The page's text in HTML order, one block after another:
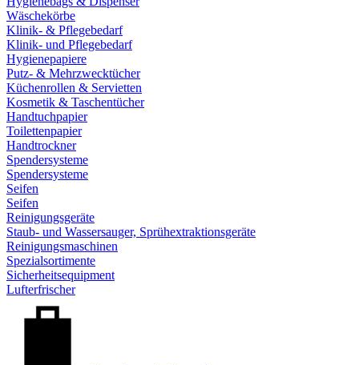
Wäschekörbe
Klinik- & Pflegebedarf
Klinik- und Pflegebedarf
Hygienepapiere
Putz- & Mehrzwecktücher
Küchenrollen & Servietten
Kosmetik & Taschentücher
Handtuchpapier
Toilettenpapier
Handtrockner
Spendersysteme
Spendersysteme
Seifen
Seifen
Reinigungsgeräte
Staub- und Wassersauger, Sprühextraktionsgeräte
Reinigungsmaschinen
Spezialsortimente
Sicherheitsequipment
Lufterfrischer